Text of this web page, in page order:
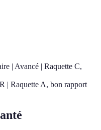
| Avancé | Raquette C,
| Raquette A, bon rapport